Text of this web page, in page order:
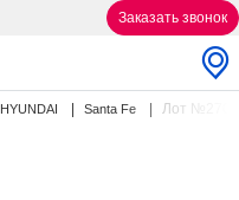
Заказать звонок
HYUNDAI Santa Fe Лот №270